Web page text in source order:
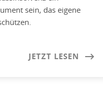
sein, das eigene
JETZT LESEN